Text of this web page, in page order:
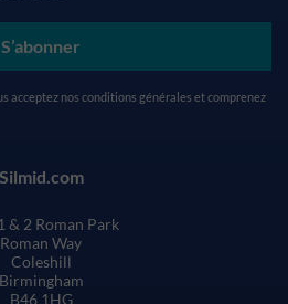
S’abonner
acceptez nos conditions générales et comprenez
Silmid.com
& 2 Roman Park
Roman Way
Coleshill
Birmingham
B46 1HG